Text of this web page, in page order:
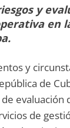
y
en
y
de
de